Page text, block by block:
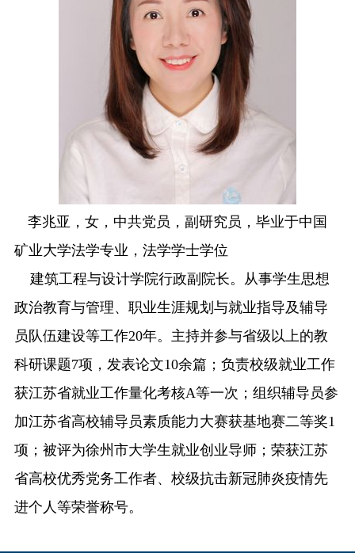
李兆亚，女，中共党员，副研究员，毕业于中国
矿业大学法学专业，法学学士学位
建筑工程与设计学院行政副院长。从事学生思想
政治教育与管理、职业生涯规划与就业指导及辅导
员队伍建设等工作20年。主持并参与省级以上的教
科研课题7项，发表论文10余篇；负责校级就业工作
获江苏省就业工作量化考核A等一次；组织辅导员参
加江苏省高校辅导员素质能力大赛获基地赛二等奖1
项；被评为徐州市大学生就业创业导师；荣获江苏
省高校优秀党务工作者、校级抗击新冠肺炎疫情先
进个人等荣誉称号。